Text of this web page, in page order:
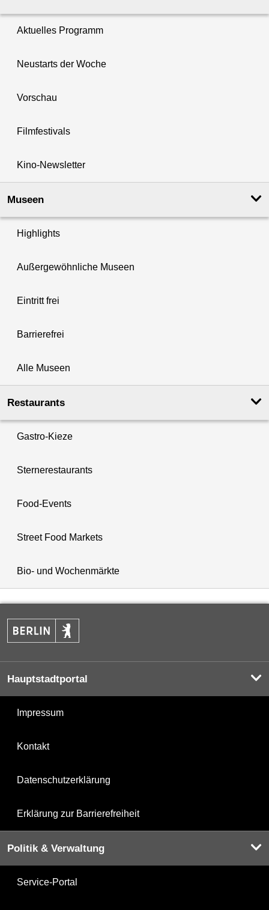
Aktuelles Programm
Neustarts der Woche
Vorschau
Filmfestivals
Kino-Newsletter
Museen
Highlights
Außergewöhnliche Museen
Eintritt frei
Barrierefrei
Alle Museen
Restaurants
Gastro-Kieze
Sternerestaurants
Food-Events
Street Food Markets
Bio- und Wochenmärkte
Hauptstadtportal
Impressum
Kontakt
Datenschutzerklärung
Erklärung zur Barrierefreiheit
Politik & Verwaltung
Service-Portal